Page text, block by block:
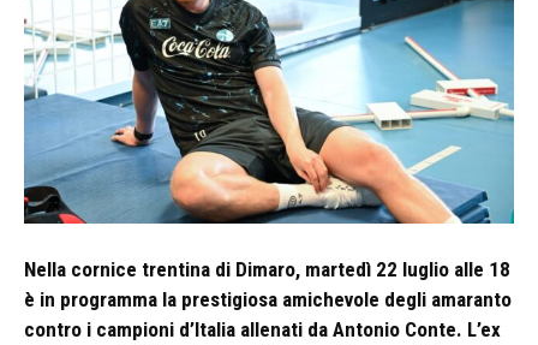
Nella cornice trentina di Dimaro, martedì 22 luglio alle 18
è in programma la prestigiosa amichevole degli amaranto
contro i campioni d’Italia allenati da Antonio Conte. L’ex